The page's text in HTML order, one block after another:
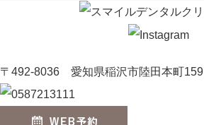
〒492-8036 愛知県稲沢市陸田本町159